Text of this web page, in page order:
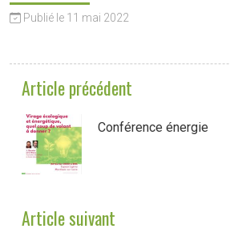
Publié le 11 mai 2022
Article précédent
Conférence énergie
Article suivant